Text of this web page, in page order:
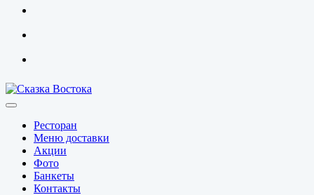
Ресторан
Меню доставки
Акции
Фото
Банкеты
Контакты